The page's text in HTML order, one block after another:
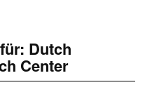
Dutch
Center